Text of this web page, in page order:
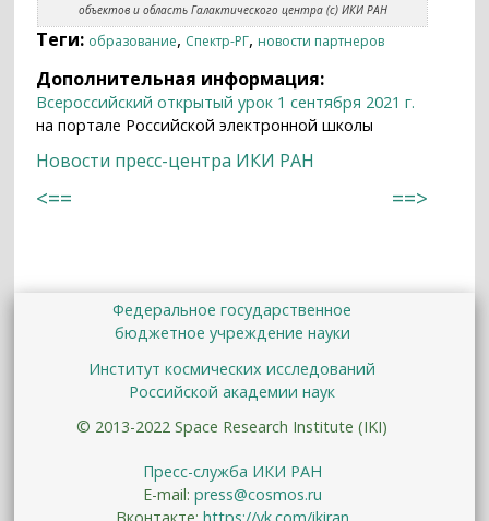
объектов и область Галактического центра (c) ИКИ РАН
Теги: образование, Спектр-РГ, новости партнеров
Дополнительная информация:
Всероссийский открытый урок 1 сентября 2021 г.
на портале Российской электронной школы
Новости пресс-центра ИКИ РАН
<== ==>
Федеральное государственное
бюджетное учреждение науки
Институт космических исследований
Российской академии наук
© 2013-2022 Space Research Institute (IKI)
Пресс-служба ИКИ РАН
E-mail: press@cosmos.ru
Вконтакте: https://vk.com/ikiran